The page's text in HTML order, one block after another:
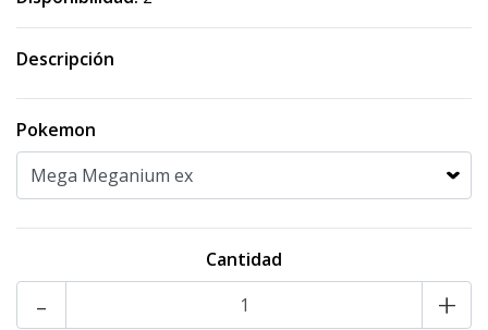
Descripción
Pokemon
Cantidad
+
-